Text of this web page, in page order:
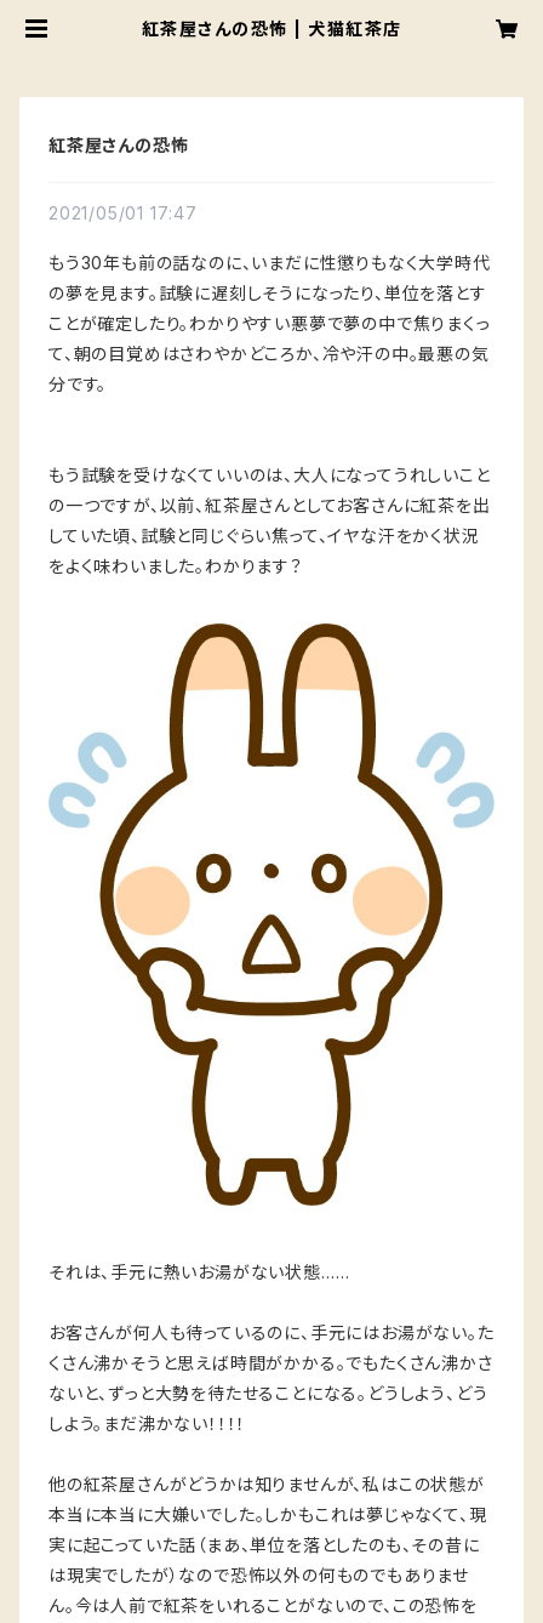
紅茶屋さんの恐怖 | 犬猫紅茶店
紅茶屋さんの恐怖
2021/05/01 17:47
もう30年も前の話なのに、いまだに性懲りもなく大学時代
の夢を見ます。試験に遅刻しそうになったり、単位を落とす
ことが確定したり。わかりやすい悪夢で夢の中で焦りまくっ
て、朝の目覚めはさわやかどころか、冷や汗の中。最悪の気
分です。
もう試験を受けなくていいのは、大人になってうれしいこと
の一つですが、以前、紅茶屋さんとしてお客さんに紅茶を出
していた頃、試験と同じぐらい焦って、イヤな汗をかく状況
をよく味わいました。わかります？
それは、手元に熱いお湯がない状態……
お客さんが何人も待っているのに、手元にはお湯がない。た
くさん沸かそうと思えば時間がかかる。でもたくさん沸かさ
ないと、ずっと大勢を待たせることになる。どうしよう、どう
しよう。まだ沸かない！！！！
他の紅茶屋さんがどうかは知りませんが、私はこの状態が
本当に本当に大嫌いでした。しかもこれは夢じゃなくて、現
実に起こっていた話（まあ、単位を落としたのも、その昔に
は現実でしたが）なので恐怖以外の何ものでもありませ
ん。今は人前で紅茶をいれることがないので、この恐怖を